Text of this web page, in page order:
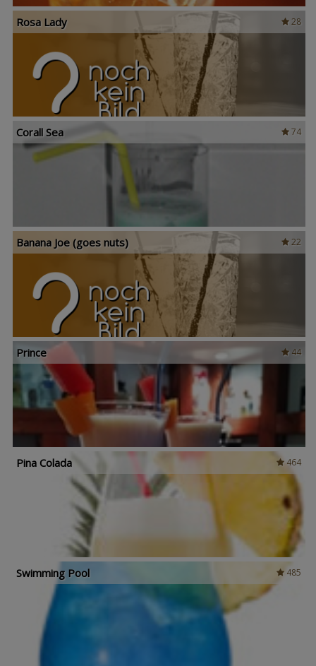
28
Rosa Lady
74
Corall Sea
22
Banana Joe (goes nuts)
44
Prince
464
Pina Colada
485
Swimming Pool